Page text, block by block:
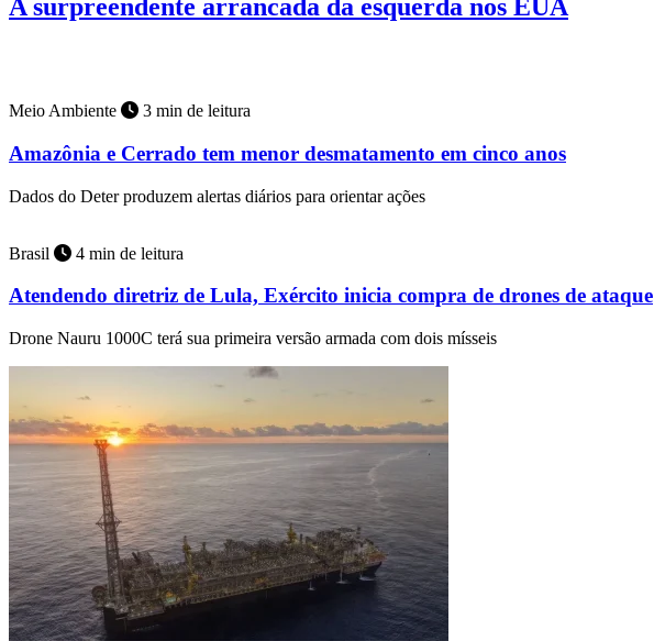
A surpreendente arrancada da esquerda nos EUA
Meio Ambiente 3 min de leitura
Amazônia e Cerrado tem menor desmatamento em cinco anos
Dados do Deter produzem alertas diários para orientar ações
Brasil 4 min de leitura
Atendendo diretriz de Lula, Exército inicia compra de drones de ataque
Drone Nauru 1000C terá sua primeira versão armada com dois mísseis